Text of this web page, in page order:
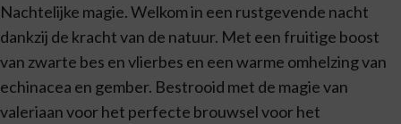
Nachtelijke magie. Welkom in een rustgevende nacht
dankzij de kracht van de natuur. Met een fruitige boost
van zwarte bes en vlierbes en een warme omhelzing van
echinacea en gember. Bestrooid met de magie van
valeriaan voor het perfecte brouwsel voor het